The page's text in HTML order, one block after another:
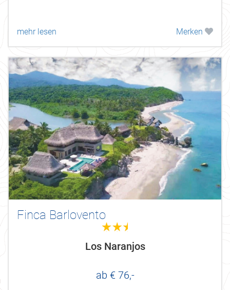
mehr lesen Merken
Finca Barlovento
2.5
Los Naranjos
ab € 76,-